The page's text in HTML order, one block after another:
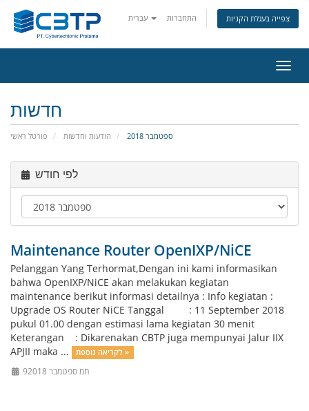
התחברות צפייה בעגלת הקניות
ניווט
חדשות
פורטל ראשי הודעות וחדשות ספטמבר 2018
לפי חודש
Maintenance Router OpenIXP/NiCE
Pelanggan Yang Terhormat,Dengan ini kami informasikan
bahwa OpenIXP/NiCE akan melakukan kegiatan
maintenance berikut informasi detailnya : Info kegiatan :
Upgrade OS Router NiCE Tanggal : 11 September 2018
pukul 01.00 dengan estimasi lama kegiatan 30 menit
Keterangan : Dikarenakan CBTP juga mempunyai Jalur IIX
APJII maka ...
לקריאה נוספת »
9חמ ספטמבר 2018